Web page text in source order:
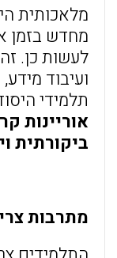
מלאכותית
מחדש בזמן
לעשות כן.
ועיבוד
תלמידי
אוריינות
ביקורתית
מתרבות